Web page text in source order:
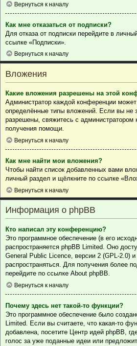
Вернуться к началу
Как мне отказаться от подписки?
Для отказа от подписки перейдите в
ссылке «Подписки».
Вернуться к началу
Вложения
Какие вложения разрешены на этой
Администратор каждой конференции
определённые типы вложений. Если вы не
разрешены, свяжитесь с администратором
получения помощи.
Вернуться к началу
Как мне найти мои вложения?
Чтобы найти список добавленных вами
личный раздел и щёлкните по ссылке
Вернуться к началу
Информация о phpBB
Кто написал эту конференцию?
Это программное обеспечение (в его
распространяется phpBB Limited. Оно
General Public Licence, версии 2 (GPL-2.0)
распространяться. Для получения более
перейдите по ссылке About phpBB.
Вернуться к началу
Почему здесь нет такой-то функции?
Это программное обеспечение было
Limited. Если вы считаете, что какая-то
добавлена, посетите Центр идей phpBB,
голос за уже поданные идеи или